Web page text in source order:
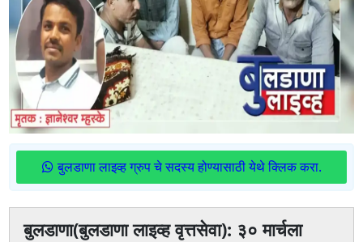
बुलडाणा लाइव्ह ग्रुप चे सदस्य होण्यासाठी येथे क्लिक करा.
बुलडाणा(बुलडाणा लाइव्ह वृत्तसेवा): ३० मार्चला